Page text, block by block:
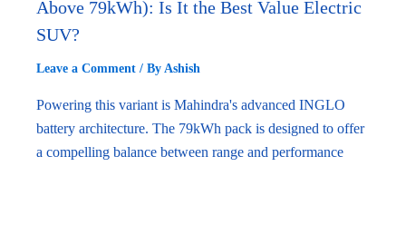
Above 79kWh): Is It the Best Value Electric
SUV?
Leave a Comment / By Ashish
Powering this variant is Mahindra's advanced INGLO
battery architecture. The 79kWh pack is designed to offer
a compelling balance between range and performance